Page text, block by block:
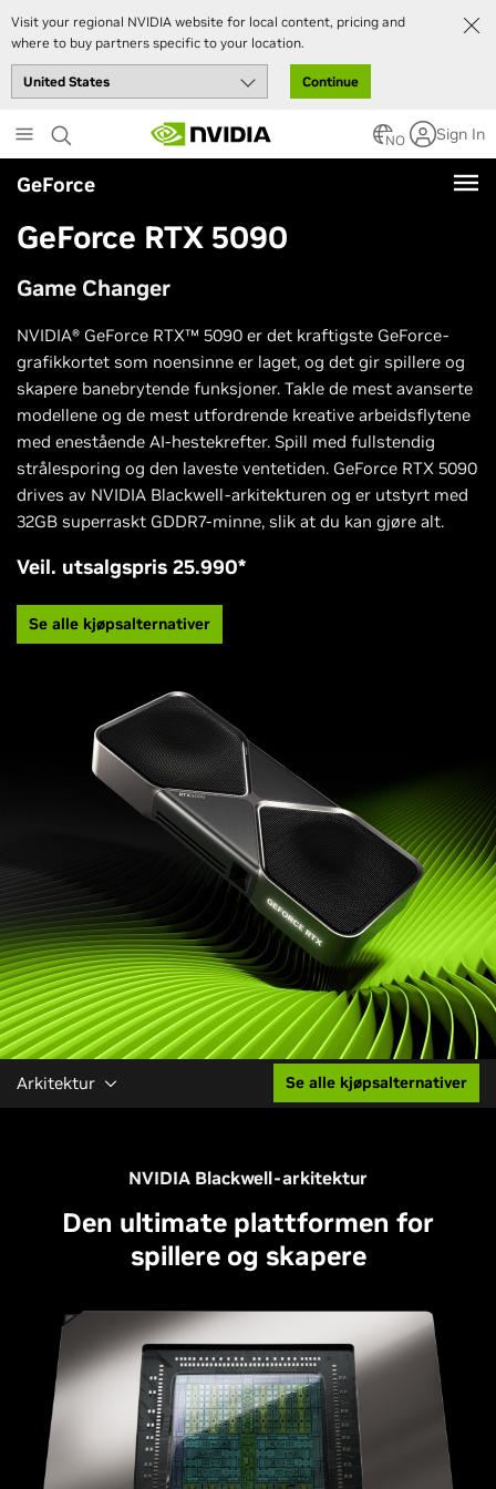
Visit your regional NVIDIA website for local content, pricing and
where to buy partners specific to your location.
Continue
to
main
content
NO Sign In
GeForce
GeForce RTX 5090
Game Changer
NVIDIA® GeForce RTX™ 5090 er det kraftigste GeForce-
grafikkortet som noensinne er laget, og det gir spillere og
skapere banebrytende funksjoner. Takle de mest avanserte
modellene og de mest utfordrende kreative arbeidsflytene
med enestående AI-hestekrefter. Spill med fullstendig
strålesporing og den laveste ventetiden. GeForce RTX 5090
drives av NVIDIA Blackwell-arkitekturen og er utstyrt med
32GB superraskt GDDR7-minne, slik at du kan gjøre alt.
Veil. utsalgspris 25.990*
Se alle kjøpsalternativer
Arkitektur Se alle kjøpsalternativer
NVIDIA Blackwell-arkitektur
Den ultimate plattformen for
spillere og skapere